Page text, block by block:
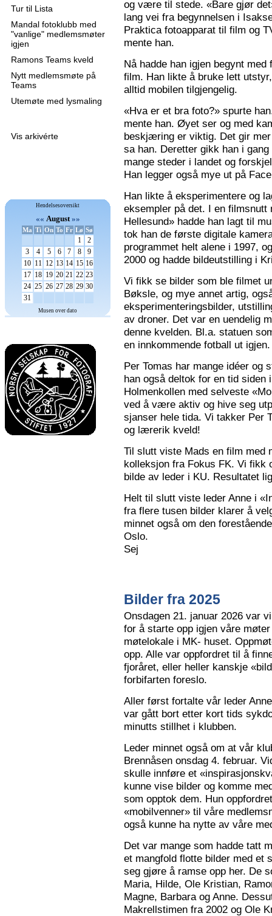
Tur til Lista
Mandal fotoklubb med
"vanlige" medlemsmøter
igjen
Ramons Teams kveld
Nytt medlemsmøte på
Teams
Utemøte med lysmaling
Vis arkivérte
Hendelsesoversikt
«« August»»
Ma Ti On To Fr Lø Sø
1
2
3
4 5 6 7 8
9
10 11 12 13 14 15 16
17 18 19 20 21 22 23
24 25 26 27 28 29 30
31
Musen over dato
og være til stede. «Bare gjør
lang vei fra begynnelsen i
Praktica fotoapparat til film og
mente han.
Nå hadde han igjen begynt
film. Han likte å bruke lett
alltid mobilen tilgjengelig.
«Hva er et bra foto?» spurte
mente han. Øyet ser og med
beskjæring er viktig. Det gir
sa han. Deretter gikk han i
mange steder i landet og
Han legger også mye ut på
Han likte å eksperimentere og
eksempler på det. I en filmsnutt
Hellesund» hadde han lagt til
tok han de første digitale
programmet helt alene i 1997,
2000 og hadde bildeutstilling i
Vi fikk se bilder som ble filmet
Bøksle, og mye annet artig,
eksperimenteringsbilder,
av droner. Det var en uendelig
denne kvelden. Bl.a. statuen
en innkommende fotball ut igjen.
Per Tomas har mange idéer og
han også deltok for en tid siden
Holmenkollen med selveste
ved å være aktiv og hive seg
sjanser hele tida. Vi takker Per
og lærerik kveld!
Til slutt viste Mads en film med
kolleksjon fra Fokus FK. Vi fikk
bilde av leder i KU. Resultatet
Helt til slutt viste leder Anne i
fra flere tusen bilder klarer å
minnet også om den
Oslo.
Sej
Bilder fra 2025
Onsdagen 21. januar 2026 var
for å starte opp igjen våre
møtelokale i MK- huset.
opp. Alle var oppfordret til å
fjoråret, eller heller kanskje
forbifarten foreslo.
Aller først fortalte vår leder
var gått bort etter kort tids
minutts stillhet i klubben.
Leder minnet også om at vår
Brennåsen onsdag 4. februar.
skulle innføre et
kunne vise bilder og komme
som opptok dem. Hun
«mobilvenner» til våre
også kunne ha nytte av våre
Det var mange som hadde tatt
et mangfold flotte bilder med et
seg gjøre å ramse opp her. De
Maria, Hilde, Ole Kristian,
Magne, Barbara og Anne.
Makrellstimen fra 2002 og Ole